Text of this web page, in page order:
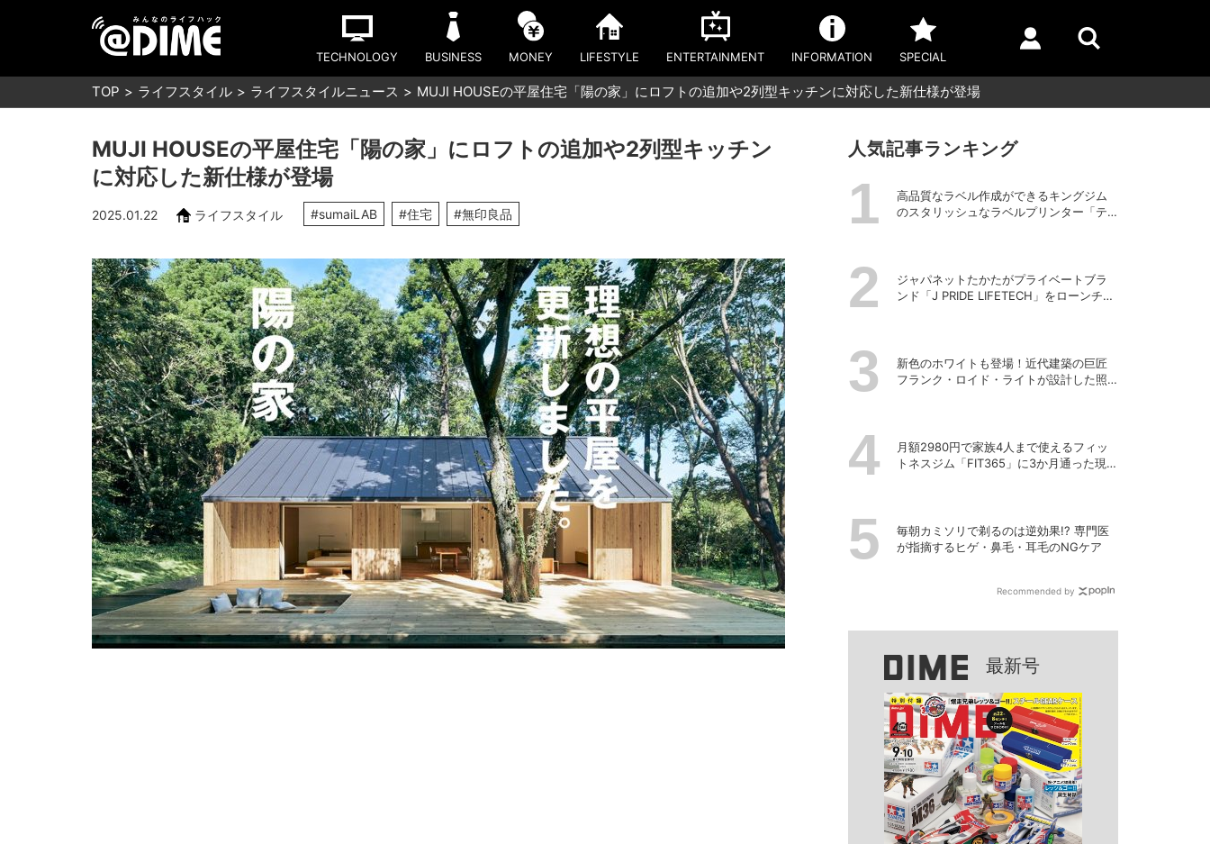
TECHNOLOGY BUSINESS MONEY LIFESTYLE ENTERTAINMENT INFORMATION SPECIAL
TOP ライフスタイル ライフスタイルニュース MUJI HOUSEの平屋住宅「陽の家」にロフトの追加や2列型キッチンに対応した新仕様が登場
MUJI HOUSEの平屋住宅「陽の家」にロフトの追加や2列型キッチン
に対応した新仕様が登場
2025.01.22 ライフスタイル #sumaiLAB #住宅 #無印良品
人気記事ランキング
高品質なラベル作成ができるキングジム
のスタリッシュなラベルプリンター「テ
ジャパネットたかたがプライベートブラ
ンド「J PRIDE LIFETECH」をローンチ、
新色のホワイトも登場！近代建築の巨匠
フランク・ロイド・ライトが設計した照
月額2980円で家族4人まで使えるフィッ
トネスジム「FIT365」に3か月通った現在
毎朝カミソリで剃るのは逆効果!? 専門医
が指摘するヒゲ・鼻毛・耳毛のNGケア
Recommended by
最新号